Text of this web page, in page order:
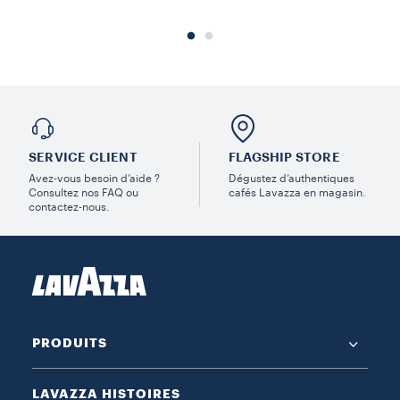
SERVICE CLIENT
Avez-vous besoin d’aide ?
Consultez nos FAQ ou
contactez-nous.
FLAGSHIP STORE
Dégustez d’authentiques
cafés Lavazza en magasin.
PRODUITS
LAVAZZA HISTOIRES